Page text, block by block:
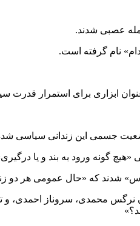
عصبی شدند.
نام گرفته است.
ابزاری برای استمرار قدرت
جسمی این زندانی سیاسی
گونه ورود به بند و یا درگیری»
شدند که «حال عمومی هر دو
محمدی، سروناز احمدی، و